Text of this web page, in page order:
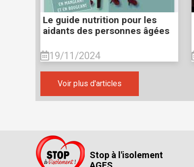
Le guide nutrition pour les
aidants des personnes âgées
19/11/2024
Voir plus d'articles
Stop à l'isolement